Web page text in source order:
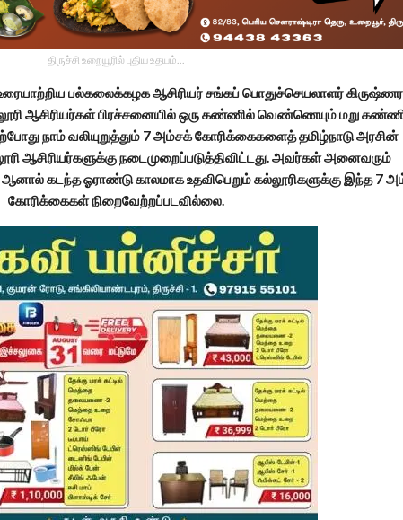
திருச்சி உறையூரில் புதிய உதயம்...
பல்கலைக்கழக ஆசிரியர் சங்கப் பொதுச்செயலாளர்
ஆசிரியர்கள் பிரச்சனையில் ஒரு கண்ணில் வெண்ணெயும் மறு
நாம் வலியுறுத்தும் 7 அம்சக் கோரிக்கைகளைத் தமிழ்நாடு அரசின்
ஆசிரியர்களுக்கு நடைமுறைப்படுத்திவிட்டது. அவர்கள் அனைவரும்
கடந்த ஓராண்டு காலமாக உதவிபெறும் கல்லூரிகளுக்கு இந்த 7
கோரிக்கைகள் நிறைவேற்றப்படவில்லை.